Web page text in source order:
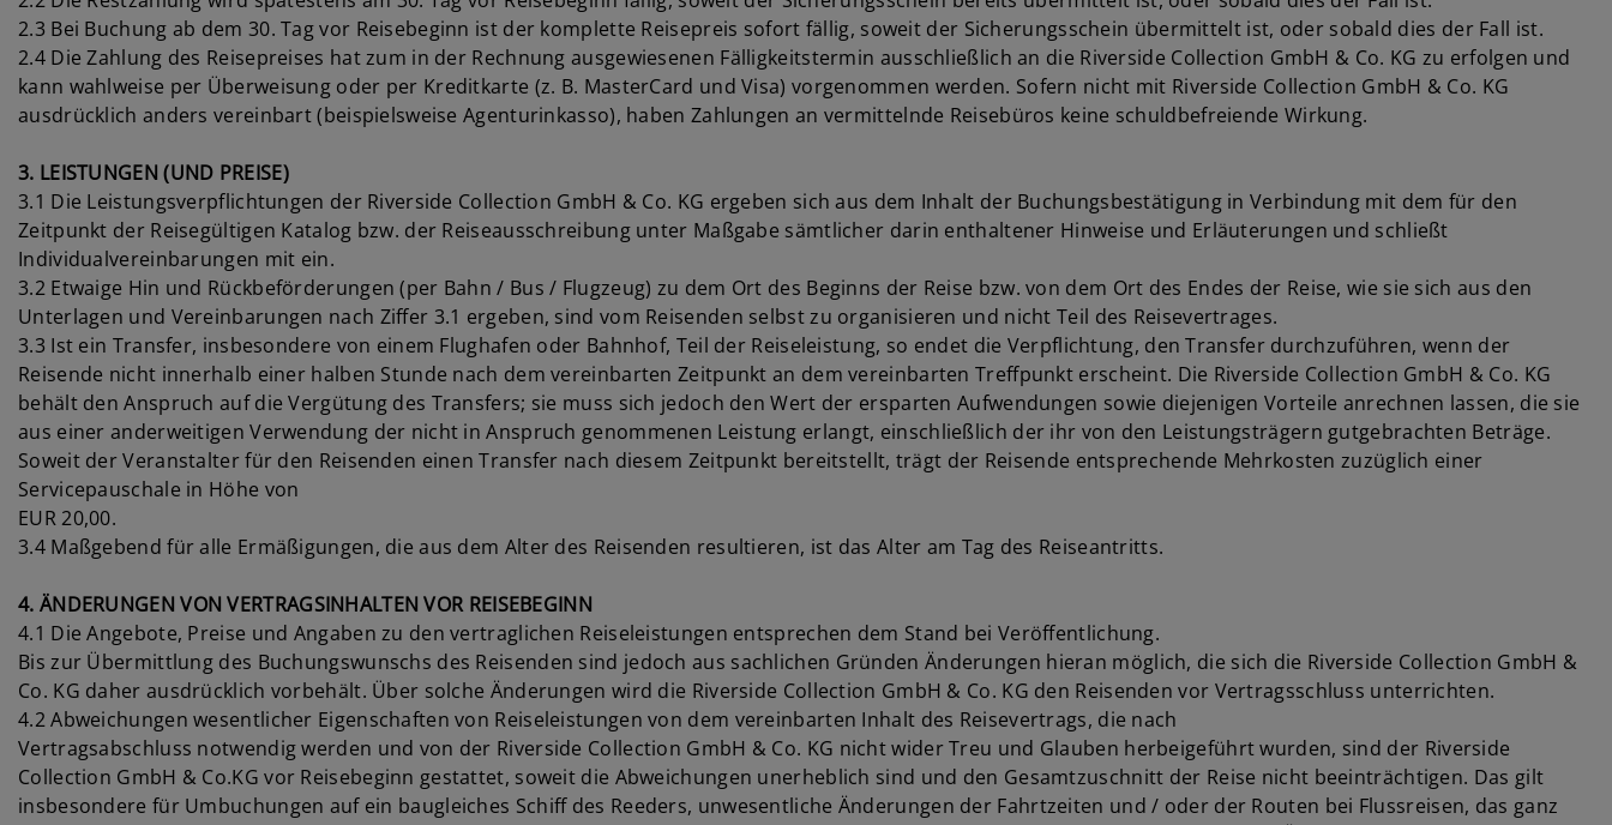
2.3 Bei Buchung ab dem 30. Tag vor Reisebeginn ist der komplette Reisepreis sofort fällig, soweit der Sicherungsschein übermittelt ist, oder sobald dies der Fall ist.
2.4 Die Zahlung des Reisepreises hat zum in der Rechnung ausgewiesenen Fälligkeitstermin ausschließlich an die Riverside Collection GmbH & Co. KG zu erfolgen und
kann wahlweise per Überweisung oder per Kreditkarte (z. B. MasterCard und Visa) vorgenommen werden. Sofern nicht mit Riverside Collection GmbH & Co. KG
ausdrücklich anders vereinbart (beispielsweise Agenturinkasso), haben Zahlungen an vermittelnde Reisebüros keine schuldbefreiende Wirkung.
3. LEISTUNGEN (UND PREISE)
3.1 Die Leistungsverpflichtungen der Riverside Collection GmbH & Co. KG ergeben sich aus dem Inhalt der Buchungsbestätigung in Verbindung mit dem für den
Zeitpunkt der Reisegültigen Katalog bzw. der Reiseausschreibung unter Maßgabe sämtlicher darin enthaltener Hinweise und Erläuterungen und schließt
Individualvereinbarungen mit ein.
3.2 Etwaige Hin und Rückbeförderungen (per Bahn / Bus / Flugzeug) zu dem Ort des Beginns der Reise bzw. von dem Ort des Endes der Reise, wie sie sich aus den
Unterlagen und Vereinbarungen nach Ziffer 3.1 ergeben, sind vom Reisenden selbst zu organisieren und nicht Teil des Reisevertrages.
3.3 Ist ein Transfer, insbesondere von einem Flughafen oder Bahnhof, Teil der Reiseleistung, so endet die Verpflichtung, den Transfer durchzuführen, wenn der
Reisende nicht innerhalb einer halben Stunde nach dem vereinbarten Zeitpunkt an dem vereinbarten Treffpunkt erscheint. Die Riverside Collection GmbH & Co. KG
behält den Anspruch auf die Vergütung des Transfers; sie muss sich jedoch den Wert der ersparten Aufwendungen sowie diejenigen Vorteile anrechnen lassen, die sie
aus einer anderweitigen Verwendung der nicht in Anspruch genommenen Leistung erlangt, einschließlich der ihr von den Leistungsträgern gutgebrachten Beträge.
Soweit der Veranstalter für den Reisenden einen Transfer nach diesem Zeitpunkt bereitstellt, trägt der Reisende entsprechende Mehrkosten zuzüglich einer
Servicepauschale in Höhe von
EUR 20,00.
3.4 Maßgebend für alle Ermäßigungen, die aus dem Alter des Reisenden resultieren, ist das Alter am Tag des Reiseantritts.
4. ÄNDERUNGEN VON VERTRAGSINHALTEN VOR REISEBEGINN
4.1 Die Angebote, Preise und Angaben zu den vertraglichen Reiseleistungen entsprechen dem Stand bei Veröffentlichung.
Bis zur Übermittlung des Buchungswunschs des Reisenden sind jedoch aus sachlichen Gründen Änderungen hieran möglich, die sich die Riverside Collection GmbH &
Co. KG daher ausdrücklich vorbehält. Über solche Änderungen wird die Riverside Collection GmbH & Co. KG den Reisenden vor Vertragsschluss unterrichten.
4.2 Abweichungen wesentlicher Eigenschaften von Reiseleistungen von dem vereinbarten Inhalt des Reisevertrags, die nach
Vertragsabschluss notwendig werden und von der Riverside Collection GmbH & Co. KG nicht wider Treu und Glauben herbeigeführt wurden, sind der Riverside
Collection GmbH & Co.KG vor Reisebeginn gestattet, soweit die Abweichungen unerheblich sind und den Gesamtzuschnitt der Reise nicht beeinträchtigen. Das gilt
insbesondere für Umbuchungen auf ein baugleiches Schiff des Reeders, unwesentliche Änderungen der Fahrtzeiten und / oder der Routen bei Flussreisen, das ganz